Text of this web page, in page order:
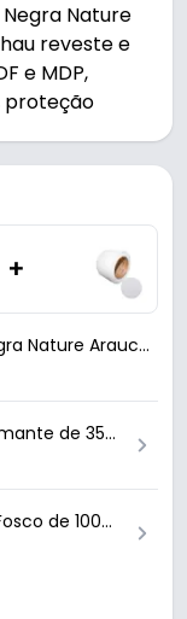
Nature
reveste e
e MDP,
proteção
nature, é
com
no
+
Nature Arauco
de 35
de 100
de 19